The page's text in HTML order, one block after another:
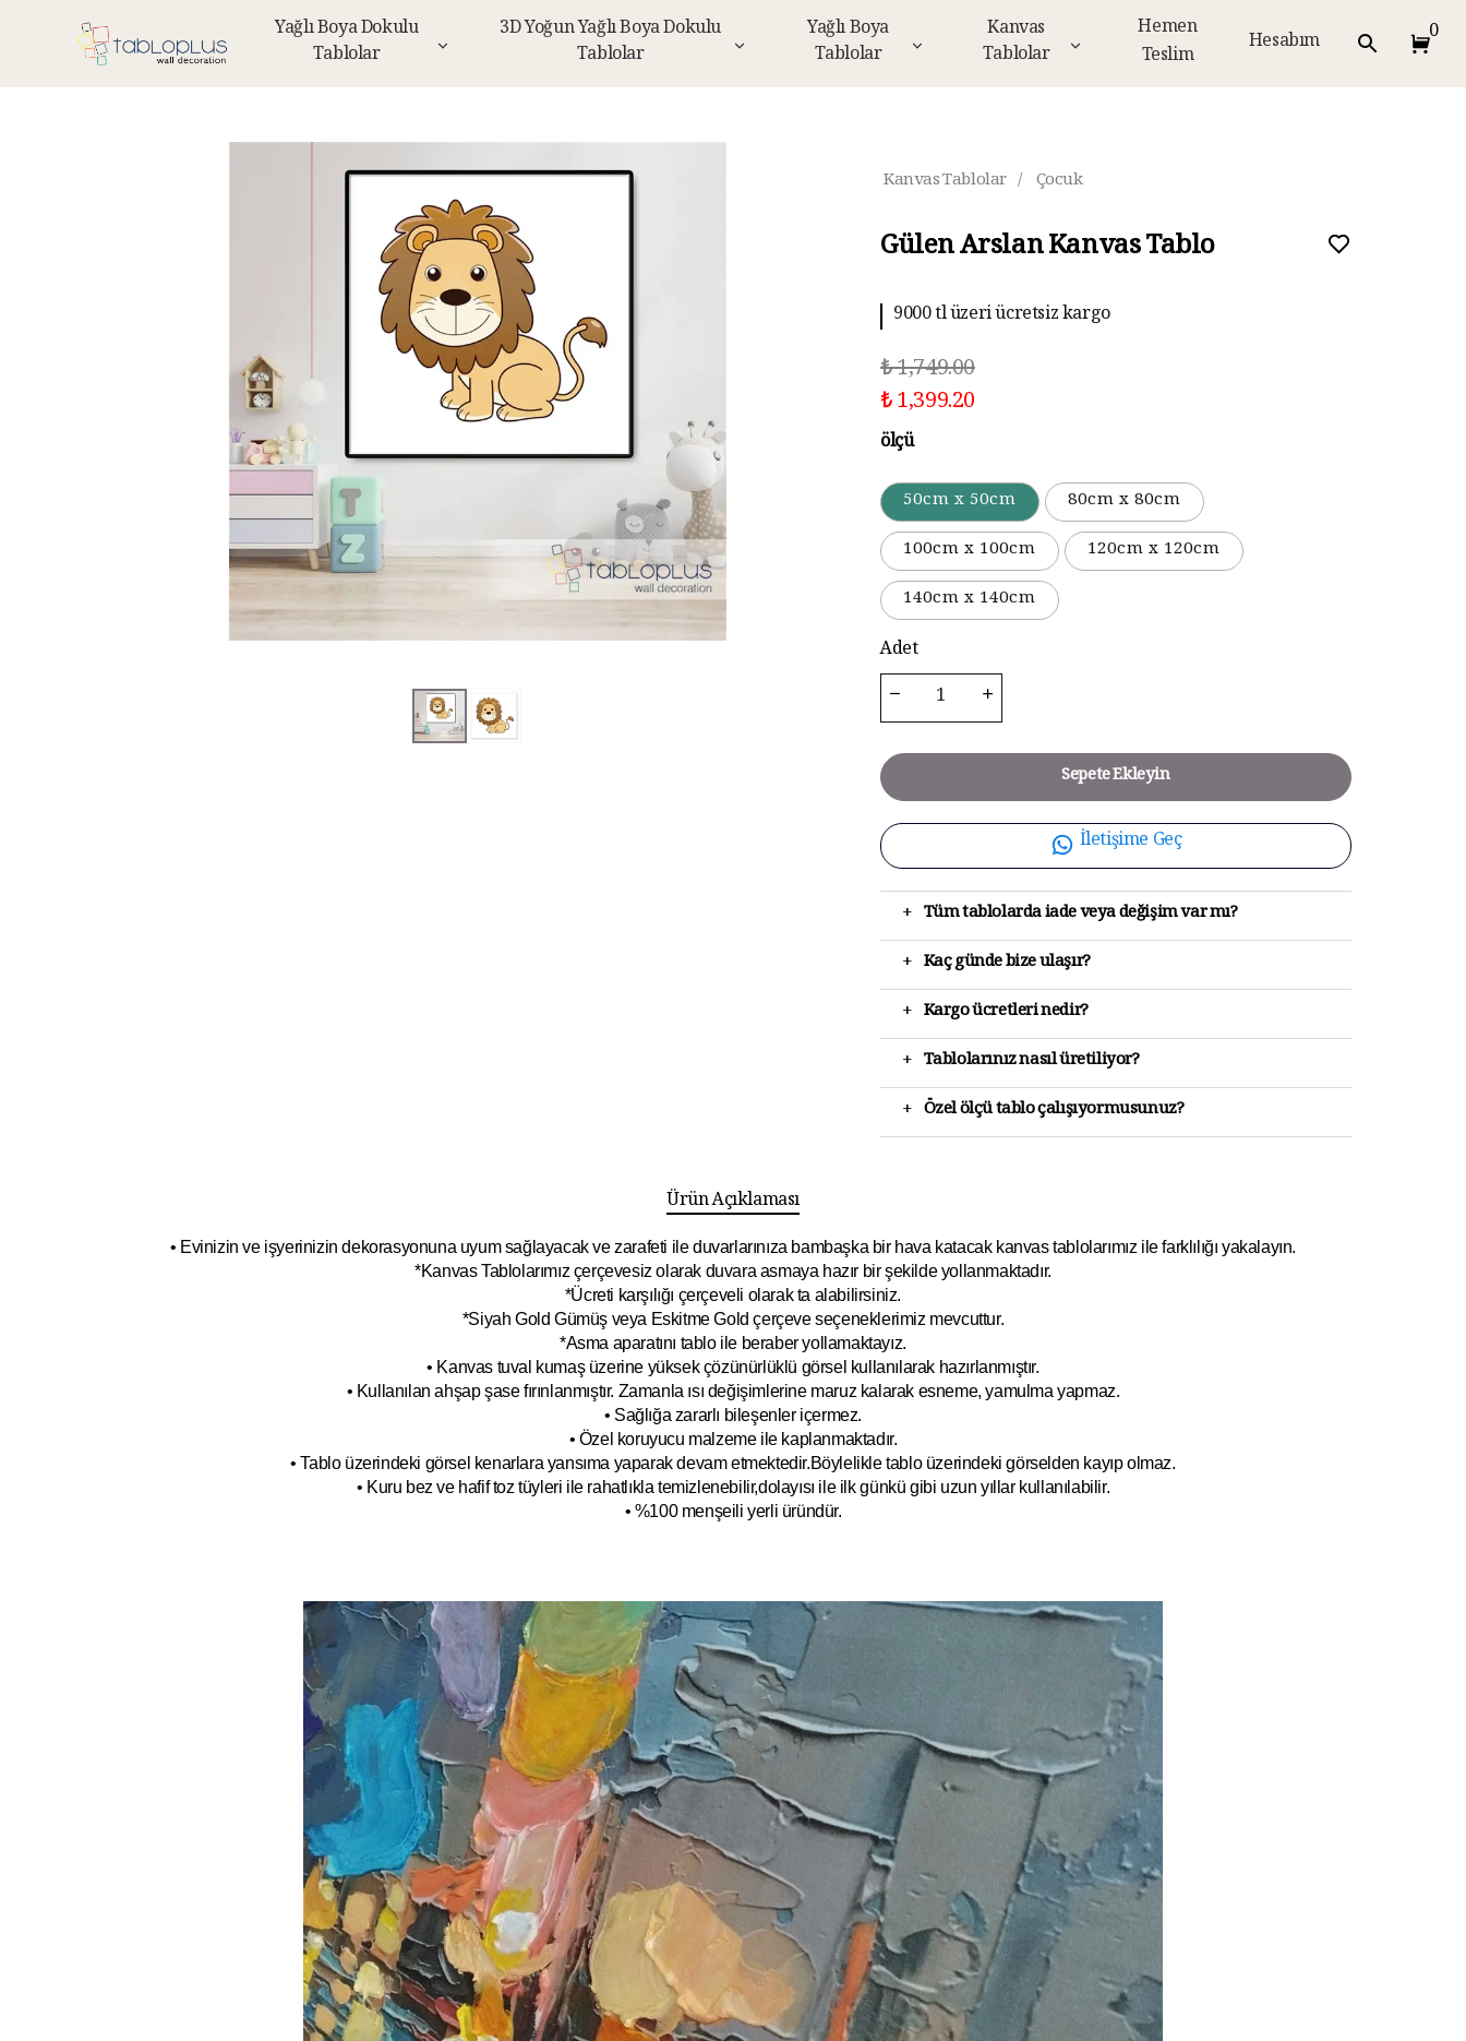
Yağlı Boya Dokulu
Tablolar
3D Yoğun Yağlı Boya Dokulu
Tablolar
Yağlı Boya
Tablolar
Kanvas
Tablolar
Hemen
Teslim
Hesabım 0
Kanvas Tablolar / Çocuk
Gülen Arslan Kanvas Tablo
9000 tl üzeri ücretsiz kargo
₺ 1,749.00
₺ 1,399.20
ölçü
50cm x 50cm
80cm x 80cm
100cm x 100cm
120cm x 120cm
140cm x 140cm
Adet
Sepete Ekleyin
İletişime Geç
+ Tüm tablolarda iade veya değişim var mı?
+ Kaç günde bize ulaşır?
+ Kargo ücretleri nedir?
+ Tablolarınız nasıl üretiliyor?
+ Özel ölçü tablo çalışıyormusunuz?
Ürün Açıklaması
• Evinizin ve işyerinizin dekorasyonuna uyum sağlayacak ve zarafeti ile duvarlarınıza bambaşka bir hava katacak kanvas tablolarımız ile farklılığı yakalayın.
*Kanvas Tablolarımız çerçevesiz olarak duvara asmaya hazır bir şekilde yollanmaktadır.
*Ücreti karşılığı çerçeveli olarak ta alabilirsiniz.
*Siyah Gold Gümüş veya Eskitme Gold çerçeve seçeneklerimiz mevcuttur.
*Asma aparatını tablo ile beraber yollamaktayız.
• Kanvas tuval kumaş üzerine yüksek çözünürlüklü görsel kullanılarak hazırlanmıştır.
• Kullanılan ahşap şase fırınlanmıştır. Zamanla ısı değişimlerine maruz kalarak esneme, yamulma yapmaz.
• Sağlığa zararlı bileşenler içermez.
• Özel koruyucu malzeme ile kaplanmaktadır.
• Tablo üzerindeki görsel kenarlara yansıma yaparak devam etmektedir.Böylelikle tablo üzerindeki görselden kayıp olmaz.
• Kuru bez ve hafif toz tüyleri ile rahatlıkla temizlenebilir,dolayısı ile ilkgünkü gibi uzun yıllar kullanılabilir.
• %100 menşeili yerli üründür.